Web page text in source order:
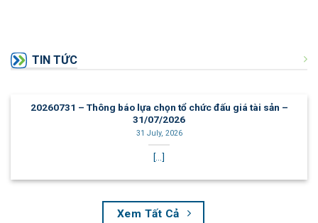
TIN TỨC
20260731 – Thông báo lựa chọn tổ chức đấu giá tài sản –
31/07/2026
31 July, 2026
[...]
Xem Tất Cả